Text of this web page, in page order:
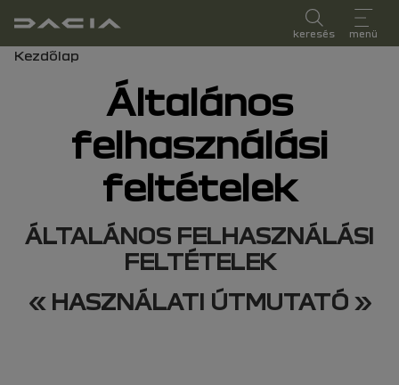
felhasználói kézikönyv
keresés menü
Morzsa
Kezdőlap
Általános
felhasználási
feltételek
ÁLTALÁNOS FELHASZNÁLÁSI
FELTÉTELEK
« HASZNÁLATI ÚTMUTATÓ »